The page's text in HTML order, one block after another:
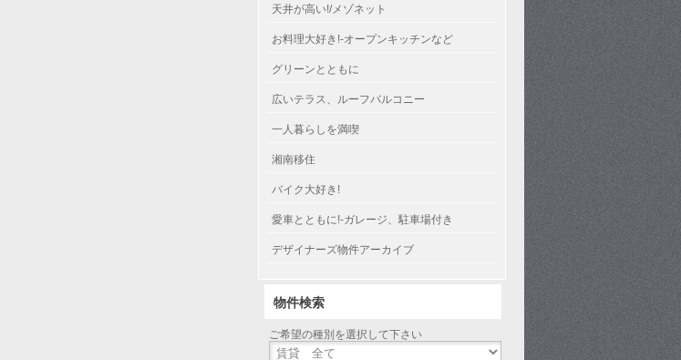
天井が高い!/メゾネット
お料理大好き!-オープンキッチンなど
グリーンとともに
広いテラス、ルーフバルコニー
一人暮らしを満喫
湘南移住
バイク大好き!
愛車とともに!-ガレージ、駐車場付き
デザイナーズ物件アーカイブ
物件検索
ご希望の種別を選択して下さい